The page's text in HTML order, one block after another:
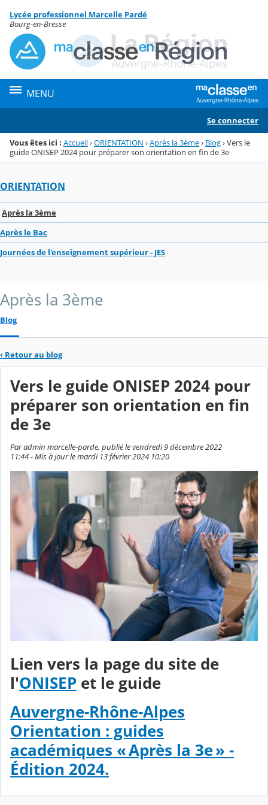
Menu de la rubrique
Contenu
Lycée professionnel Marcelle Pardé
Bourg-en-Bresse
MENU
Se connecter
Vous êtes ici : Accueil›ORIENTATION ›Après la 3ème› Blog›Vers le
guide ONISEP 2024 pour préparer son orientation en fin de 3e
ORIENTATION
Après la 3ème
Après le Bac
Journées de l'enseignement supérieur - JES
Après la 3ème
Blog
‹ Retour au blog
Vers le guide ONISEP 2024 pour
préparer son orientation en fin
de 3e
Par admin marcelle-parde, publié le vendredi 9 décembre 2022
11:44 - Mis à jour le mardi 13 février 2024 10:20
Lien vers la page du site de
l'ONISEP et le guide
Auvergne-Rhône-Alpes
Orientation : guides
académiques « Après la 3e » -
Édition 2024.